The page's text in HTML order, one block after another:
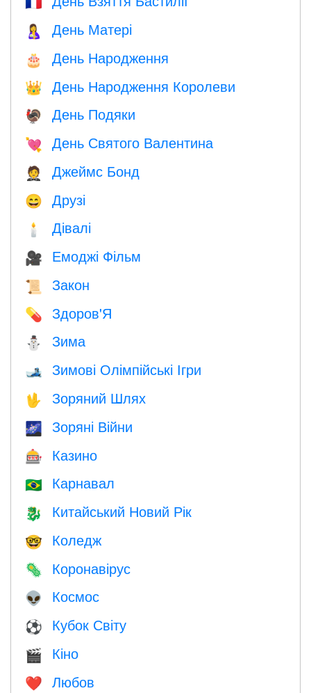
🤱 День Матері
🎂 День Народження
👑 День Народження Королеви
🦃 День Подяки
💘 День Святого Валентина
🤵 Джеймс Бонд
😄 Друзі
🕯 Дівалі
🎥 Емоджі Фільм
📜 Закон
💊 Здоров'Я
⛄ Зима
🎿 Зимові Олімпійські Ігри
🖖 Зоряний Шлях
🌌 Зоряні Війни
🎰 Казино
🇧🇷 Карнавал
🐉 Китайський Новий Рік
🤓 Коледж
🦠 Коронавірус
👽 Космос
⚽ Кубок Світу
🎬 Кіно
❤️️ Любов